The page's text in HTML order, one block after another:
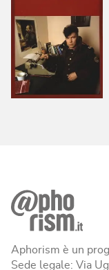
Aphorism è un
Sede legale: Via